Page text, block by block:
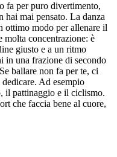
fa per puro divertimento,
hai mai pensato. La danza
ottimo modo per allenare il
concentrazione: è
giusto e a un ritmo
in una frazione di secondo
ballare non fa per te, ci
Ad esempio
il pattinaggio e il ciclismo.
che faccia bene al cuore,